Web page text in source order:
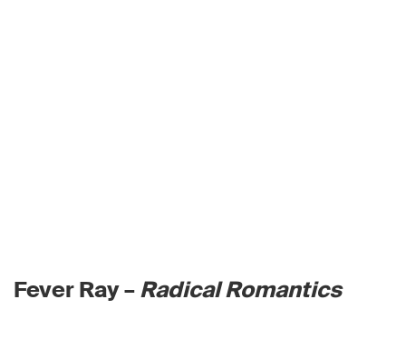
Fever Ray –Radical Romantics